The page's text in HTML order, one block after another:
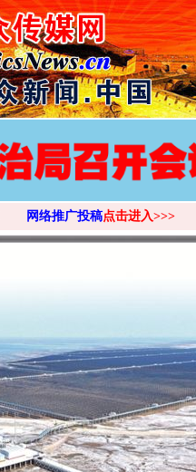
网络推广投稿点击进入>>>